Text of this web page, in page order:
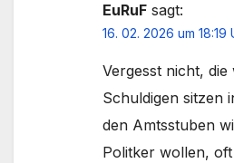
EuRuF sagt:
16. 02. 2026 um 18:19
Vergesst nicht, die
Schuldigen sitzen
den Amtsstuben
Politker wollen,